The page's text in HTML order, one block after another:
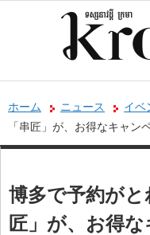
ホーム ニュース イベ
「串匠」が、お得なキャン
博多で予約が
匠」が、お得